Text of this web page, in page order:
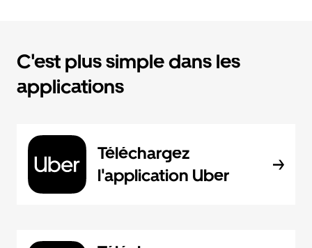
C'est plus simple dans les
applications
Téléchargez
l'application Uber